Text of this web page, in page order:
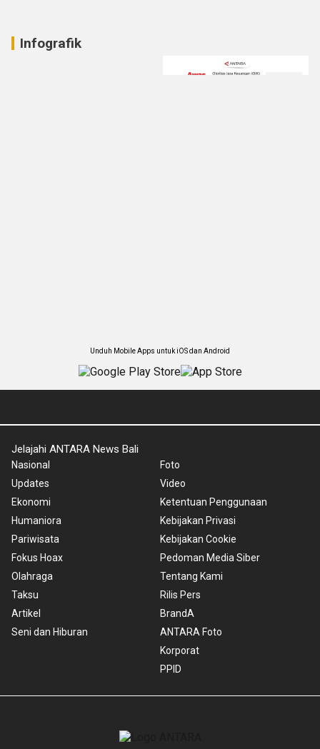
Infografik
Unduh Mobile Apps untuk iOS dan Android
Jelajahi ANTARA News Bali
Nasional
Updates
Ekonomi
Humaniora
Pariwisata
Fokus Hoax
Olahraga
Taksu
Artikel
Seni dan Hiburan
Foto
Video
Ketentuan Penggunaan
Kebijakan Privasi
Kebijakan Cookie
Pedoman Media Siber
Tentang Kami
Rilis Pers
BrandA
ANTARA Foto
Korporat
PPID